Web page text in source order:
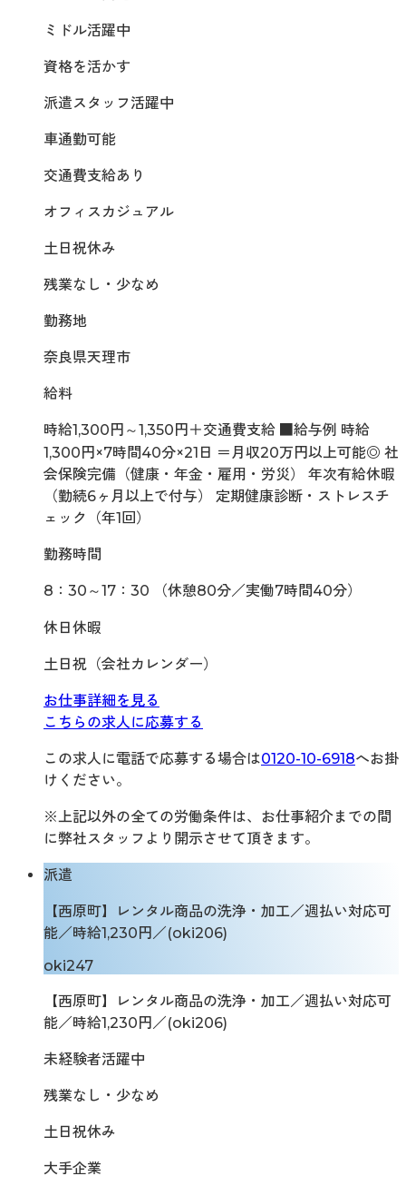
ミドル活躍中
資格を活かす
派遣スタッフ活躍中
車通勤可能
交通費支給あり
オフィスカジュアル
土日祝休み
残業なし・少なめ
勤務地
奈良県天理市
給料
時給1,300円～1,350円＋交通費支給 ■給与例 時給
1,300円×7時間40分×21日 ＝月収20万円以上可能◎ 社
会保険完備（健康・年金・雇用・労災） 年次有給休暇
（勤続6ヶ月以上で付与） 定期健康診断・ストレスチ
ェック（年1回）
勤務時間
8：30～17：30 （休憩80分／実働7時間40分）
休日休暇
土日祝（会社カレンダー）
お仕事詳細を見る
こちらの求人に応募する
この求人に電話で応募する場合は0120-10-6918へお掛
けください。
※上記以外の全ての労働条件は、お仕事紹介までの間
に弊社スタッフより開示させて頂きます。
派遣
【西原町】レンタル商品の洗浄・加工／週払い対応可
能／時給1,230円／(oki206)
oki247
【西原町】レンタル商品の洗浄・加工／週払い対応可
能／時給1,230円／(oki206)
未経験者活躍中
残業なし・少なめ
土日祝休み
大手企業